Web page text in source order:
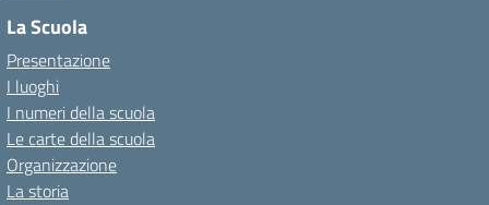
La Scuola
Presentazione
I luoghi
I numeri della scuola
Le carte della scuola
Organizzazione
La storia